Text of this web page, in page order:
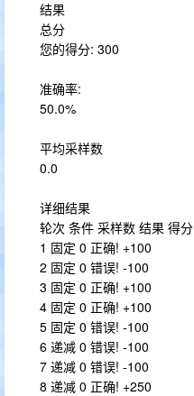
结果
总分
您的得分: 300
准确率:
50.0%
平均采样数
0.0
详细结果
轮次 条件 采样数 结果 得分
1 固定 0 正确! +100
2 固定 0 错误! -100
3 固定 0 正确! +100
4 固定 0 正确! +100
5 固定 0 错误! -100
6 递减 0 错误! -100
7 递减 0 错误! -100
8 递减 0 正确! +250